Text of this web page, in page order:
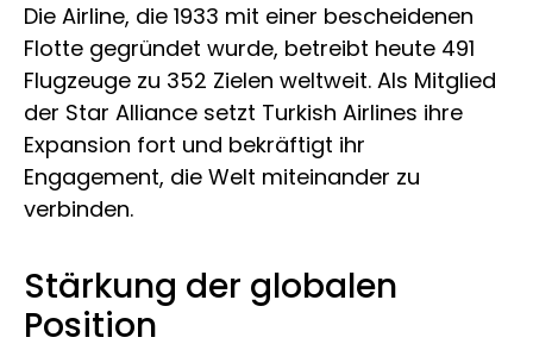
Die Airline, die 1933 mit einer bescheidenen
Flotte gegründet wurde, betreibt heute 491
Flugzeuge zu 352 Zielen weltweit. Als Mitglied
der Star Alliance setzt Turkish Airlines ihre
Expansion fort und bekräftigt ihr
Engagement, die Welt miteinander zu
verbinden.
Stärkung der globalen
Position